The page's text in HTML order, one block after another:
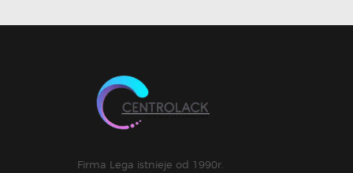
Firma Lega istnieje od 1990r.